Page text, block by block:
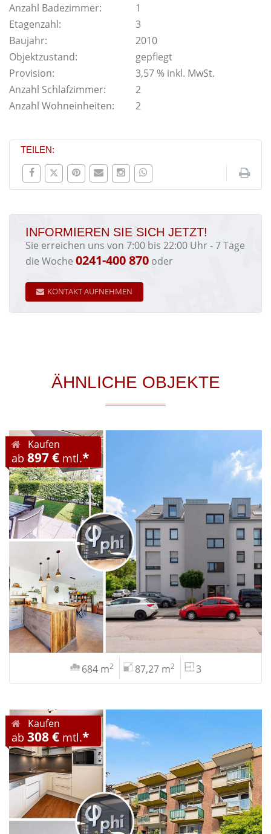
Anzahl Badezimmer:
1
Etagenzahl:
3
Baujahr:
2010
Objektzustand:
gepflegt
Provision:
3,57 % inkl. MwSt.
Anzahl Schlafzimmer:
2
Anzahl Wohneinheiten:
2
TEILEN:
INFORMIEREN SIE SICH JETZT!
Sie erreichen uns von 7:00 bis 22:00 Uhr - 7 Tage
die Woche 0241-400 870 oder
KONTAKT AUFNEHMEN
ÄHNLICHE OBJEKTE
Kaufen
ab 897 € mtl.*
684 m2 87,27 m2 3
Kaufen
ab 308 € mtl.*